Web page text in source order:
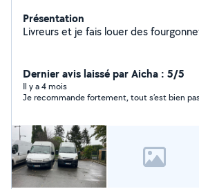
Présentation
Livreurs et je fais louer des
Dernier avis laissé par Aicha : 5/5
Il y a 4 mois
Je recommande fortement, tout s’est bien